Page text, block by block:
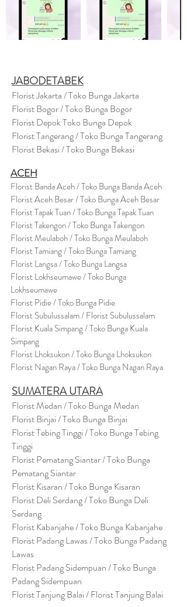
JABODETABEK
Florist Jakarta / Toko Bunga Jakarta
Florist Bogor / Toko Bunga Bogor
Florist Depok Toko Bunga Depok
Florist Tangerang / Toko Bunga Tangerang
Florist Bekasi / Toko Bunga Bekasi
ACEH
Florist Banda Aceh / Toko Bunga Banda Aceh
Florist Aceh Besar / Toko Bunga Aceh Besar
Florist Tapak Tuan / Toko Bunga Tapak Tuan
Florist Takengon / Toko Bunga Takengon
Florist Meulaboh / Toko Bunga Meulaboh
Florist Tamiang / Toko Bunga Tamiang
Florist Langsa / Toko Bunga Langsa
Florist Lokhseumawe / Toko Bunga
Lokhseumawe
Florist Pidie / Toko Bunga Pidie
Florist Subulussalam / Florist Subulussalam
Florist Kuala Simpang / Toko Bunga Kuala
Simpang
Florist Lhoksukon / Toko Bunga Lhoksukon
Florist Nagan Raya / Toko Bunga Nagan Raya
SUMATERA UTARA
Florist Medan / Toko Bunga Medan
Florist Binjai / Toko Bunga Binjai
Florist Tebing Tinggi / Toko Bunga Tebing
Tinggi
Florist Pematang Siantar / Toko Bunga
Pematang Siantar
Florist Kisaran / Toko Bunga Kisaran
Florist Deli Serdang / Toko Bunga Deli
Serdang
Florist Kabanjahe / Toko Bunga Kabanjahe
Florist Padang Lawas / Toko Bunga Padang
Lawas
Florist Padang Sidempuan / Toko Bunga
Padang Sidempuan
Florist Tanjung Balai / Florist Tanjung Balai